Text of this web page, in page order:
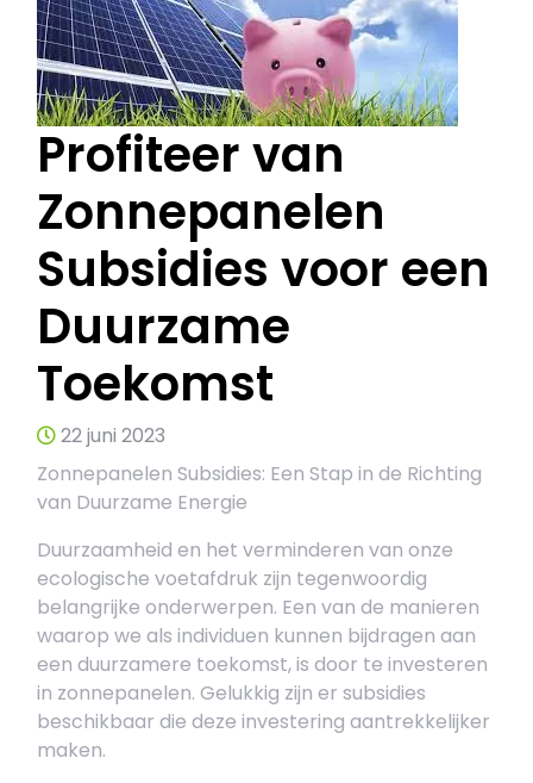
Profiteer van
Zonnepanelen
Subsidies voor een
Duurzame
Toekomst
22 juni 2023
Zonnepanelen Subsidies: Een Stap in de Richting
van Duurzame Energie
Duurzaamheid en het verminderen van onze
ecologische voetafdruk zijn tegenwoordig
belangrijke onderwerpen. Een van de manieren
waarop we als individuen kunnen bijdragen aan
een duurzamere toekomst, is door te investeren
in zonnepanelen. Gelukkig zijn er subsidies
beschikbaar die deze investering aantrekkelijker
maken.